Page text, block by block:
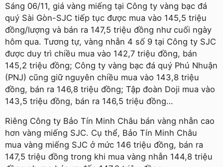
Sáng 06/11, giá vàng miếng tại Công ty vàng bạc đá
quý Sài Gòn-SJC tiếp tục được mua vào 145,5 triệu
đồng/lượng và bán ra 147,5 triệu đồng như cuối ngày
hôm qua. Tương tự, vàng nhẫn 4 số 9 tại Công ty SJC
được duy trì chiều mua vào 142,7 triệu đồng, bán
145,2 triệu đồng; Công ty vàng bạc đá quý Phú Nhuận
(PNJ) cũng giữ nguyên chiều mua vào 143,8 triệu
đồng, bán ra 146,8 triệu đồng; Tập đoàn Doji mua vào
143,5 triệu đồng, bán ra 146,5 triệu đồng…
Riêng Công ty Bảo Tín Minh Châu bán vàng nhẫn cao
hơn vàng miếng SJC. Cụ thể, Bảo Tín Minh Châu
mua vàng miếng SJC ở mức 146 triệu đồng, bán ra
147,5 triệu đồng trong khi mua vàng nhẫn 144,8 triệu